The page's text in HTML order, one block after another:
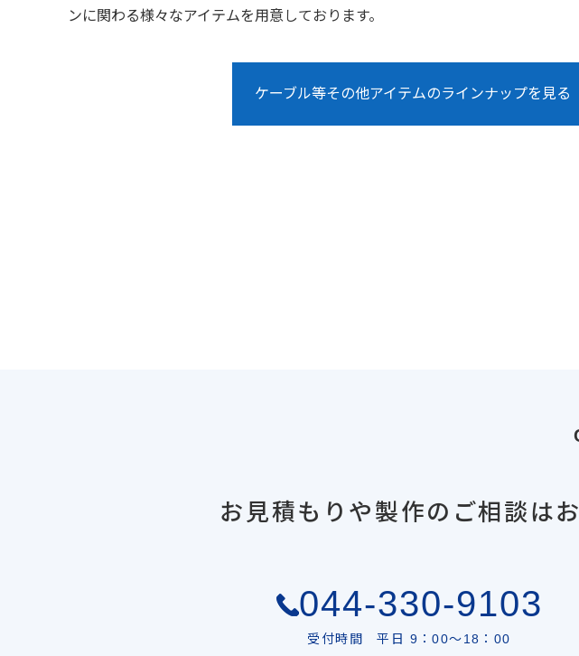
ンに関わる様々なアイテムを用意しております。
ケーブル等その他アイテムのラインナップを見る
お見積もりや製作のご相談は
044-330-9103
受付時間 平日 9：00〜18：00